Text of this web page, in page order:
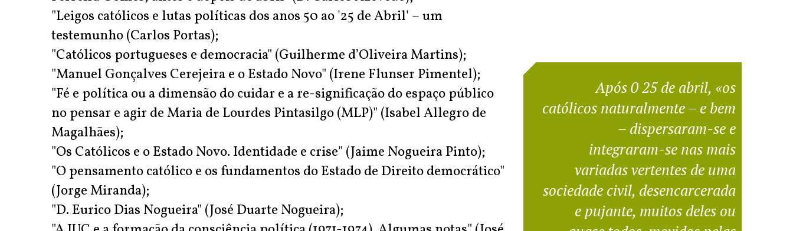
"Leigos católicos e lutas políticas dos anos 50 ao '25 de Abril' – um
testemunho (Carlos Portas);
"Católicos portugueses e democracia" (Guilherme d’Oliveira Martins);
"Manuel Gonçalves Cerejeira e o Estado Novo" (Irene Flunser Pimentel);
"Fé e política ou a dimensão do cuidar e a re-significação do espaço público
no pensar e agir de Maria de Lourdes Pintasilgo (MLP)" (Isabel Allegro de
Magalhães);
"Os Católicos e o Estado Novo. Identidade e crise" (Jaime Nogueira Pinto);
"O pensamento católico e os fundamentos do Estado de Direito democrático"
(Jorge Miranda);
"D. Eurico Dias Nogueira" (José Duarte Nogueira);
Após 0 25 de abril, «os
católicos naturalmente – e bem
– dispersaram-se e
integraram-se nas mais
variadas vertentes de uma
sociedade civil, desencarcerada
e pujante, muitos deles ou